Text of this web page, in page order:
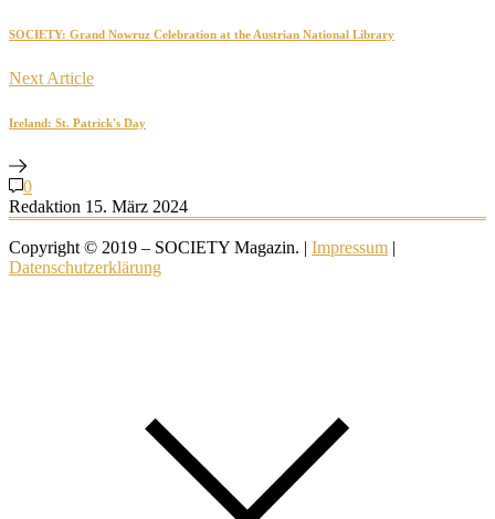
SOCIETY: Grand Nowruz Celebration at the Austrian National Library
Next Article
Ireland: St. Patrick's Day
0
Redaktion 15. März 2024
Copyright © 2019 – SOCIETY Magazin. | Impressum |
Datenschutzerklärung